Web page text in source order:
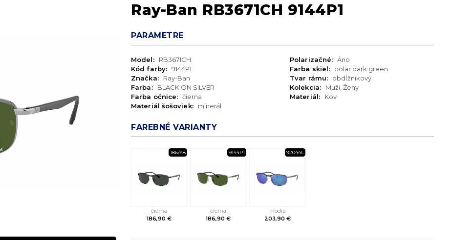
Ray-Ban RB3671CH 9144P1
PARAMETRE
Model:
RB3671CH
Kód farby: 9144P1
Značka:
Ray-Ban
Farba:
BLACK ON SILVER
Farba očnice: čierna
Materiál šošoviek:
minerál
Polarizačné: Áno
Farba skiel:
polar dark green
Tvar rámu:
obdĺžnikový
Kolekcia:
Muži, Ženy
Materiál:
Kov
FAREBNÉ VARIANTY
186/K8
čierna
186,90 €
9144P1
čierna
186,90 €
92044L
modrá
203,90 €